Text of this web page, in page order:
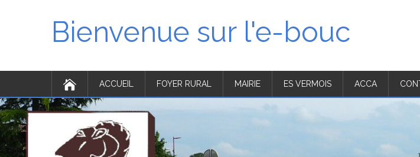
Bienvenue sur l'e-bouc
ACCUEIL FOYER RURAL MAIRIE ES VERMOIS ACCA